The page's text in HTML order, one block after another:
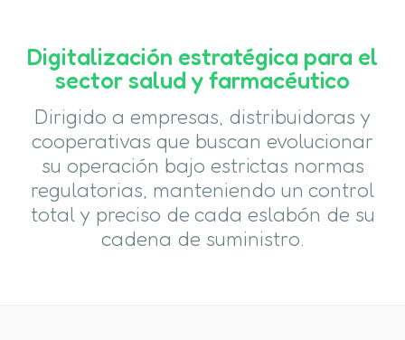
Digitalización estratégica para el
sector salud y farmacéutico
Dirigido a empresas, distribuidoras y
cooperativas que buscan evolucionar
su operación bajo estrictas normas
regulatorias, manteniendo un control
total y preciso de cada eslabón de su
cadena de suministro.